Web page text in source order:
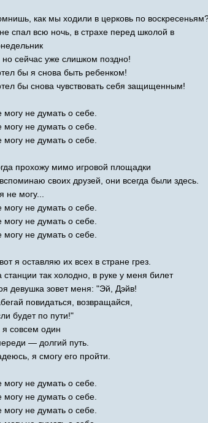
как мы ходили в церковь по
спал всю ночь, в страхе перед школой в
сейчас уже слишком поздно!
бы я снова быть ребенком!
бы снова чувствовать себя защищенным!
могу не думать о себе.
могу не думать о себе.
могу не думать о себе.
прохожу мимо игровой площадки
своих друзей, они всегда были здесь.
не могу...
могу не думать о себе.
могу не думать о себе.
могу не думать о себе.
я оставляю их всех в стране грез.
станции так холодно, в руке у меня билет
девушка зовет меня: "Эй, Дэйв!
повидаться, возвращайся,
будет по пути!"
совсем один
— долгий путь.
я смогу его пройти.
могу не думать о себе.
могу не думать о себе.
могу не думать о себе.